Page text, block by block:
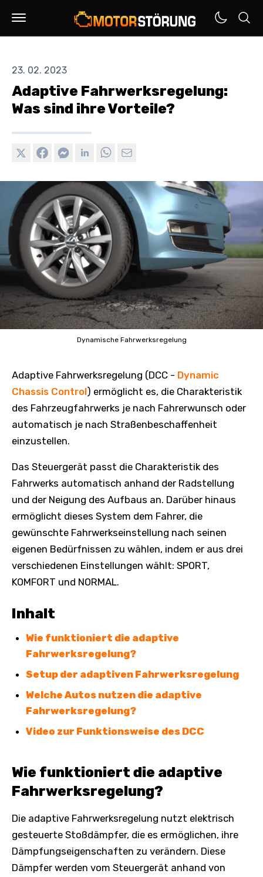
23. 02. 2023
Adaptive Fahrwerksregelung:
Was sind ihre Vorteile?
Dynamische Fahrwerksregelung
Adaptive Fahrwerksregelung (DCC - Dynamic
Chassis Control) ermöglicht es, die Charakteristik
des Fahrzeugfahrwerks je nach Fahrerwunsch oder
automatisch je nach Straßenbeschaffenheit
einzustellen.
Das Steuergerät passt die Charakteristik des
Fahrwerks automatisch anhand der Radstellung
und der Neigung des Aufbaus an. Darüber hinaus
ermöglicht dieses System dem Fahrer, die
gewünschte Fahrwerkseinstellung nach seinen
eigenen Bedürfnissen zu wählen, indem er aus drei
verschiedenen Einstellungen wählt: SPORT,
KOMFORT und NORMAL.
Inhalt
Wie funktioniert die adaptive
Fahrwerksregelung?
Setup der adaptiven Fahrwerksregelung
Welche Autos nutzen die adaptive
Fahrwerksregelung?
Video zur Funktionsweise des DCC
Wie funktioniert die adaptive
Fahrwerksregelung?
Die adaptive Fahrwerksregelung nutzt elektrisch
gesteuerte Stoßdämpfer, die es ermöglichen, ihre
Dämpfungseigenschaften zu verändern. Diese
Dämpfer werden vom Steuergerät anhand von